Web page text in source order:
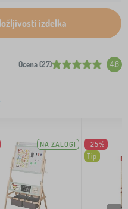
izdelka
Ocena (27) 4.6
NA ZALOGI
-25%
Tip